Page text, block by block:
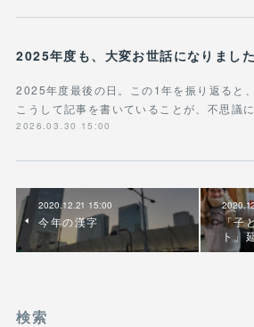
2025年度も、大変お世話になりました
2025年度最後の日。この1年を振り返ると
こうして記事を書いていることが、不思議
2026.03.30 15:00
2020.12.21 15:00
今年の漢字
「子
ト」
検索